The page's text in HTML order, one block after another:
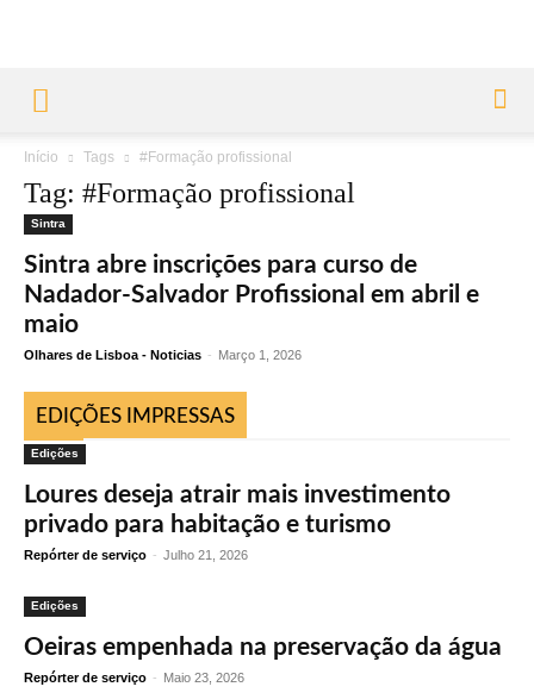
Início Tags #Formação profissional
Tag: #Formação profissional
Sintra
Sintra abre inscrições para curso de
Nadador-Salvador Profissional em abril e
maio
Olhares de Lisboa - Noticias - Março 1, 2026
EDIÇÕES IMPRESSAS
Edições
Loures deseja atrair mais investimento
privado para habitação e turismo
Repórter de serviço - Julho 21, 2026
Edições
Oeiras empenhada na preservação da água
Repórter de serviço - Maio 23, 2026